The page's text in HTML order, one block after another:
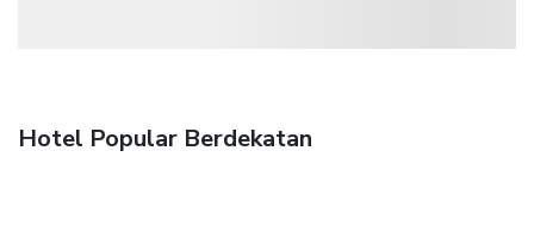
Hotel Popular Berdekatan